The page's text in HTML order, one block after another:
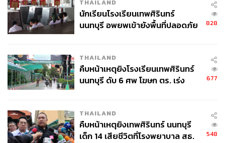
THAILAND
นักเรียนโรงเรียนเทพศิรินทร์
นนทบุรี อพยพเข้ายังพื้นที่ปลอดภัย
828
THAILAND
คืบหน้าเหตุยิงโรงเรียนเทพศิรินทร์
นนทบุรี ดับ 6 ศพ โฆษก ตร. เร่ง
677
THAILAND
คืบหน้าเหตุยิงเทพศิรินทร์ นนทบุรี
เด็ก 14 เสียชีวิตที่โรงพยาบาล สธ.
548